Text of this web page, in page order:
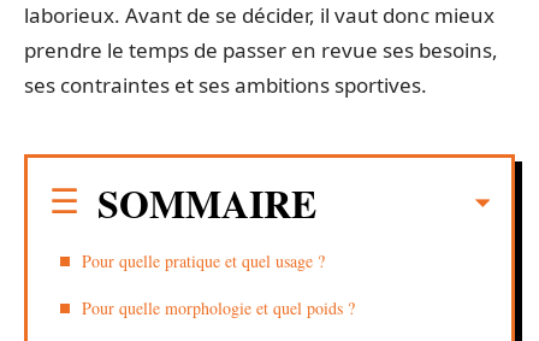
laborieux. Avant de se décider, il vaut donc mieux
prendre le temps de passer en revue ses besoins,
ses contraintes et ses ambitions sportives.
SOMMAIRE
Pour quelle pratique et quel usage ?
Pour quelle morphologie et quel poids ?